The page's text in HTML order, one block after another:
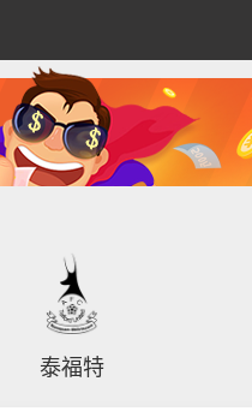
泰福特